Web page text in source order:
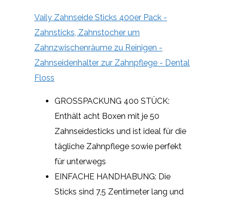
Vaily Zahnseide Sticks 400er Pack -
Zahnsticks, Zahnstocher um
Zahnzwischenräume zu Reinigen -
Zahnseidenhalter zur Zahnpflege - Dental
Floss
GROSSPACKUNG 400 STÜCK:
Enthält acht Boxen mit je 50
Zahnseidesticks und ist ideal für die
tägliche Zahnpflege sowie perfekt
für unterwegs
EINFACHE HANDHABUNG: Die
Sticks sind 7,5 Zentimeter lang und